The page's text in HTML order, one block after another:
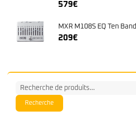
579€
MXR M108S EQ Ten Band
209€
Recherche
pour :
Recherche